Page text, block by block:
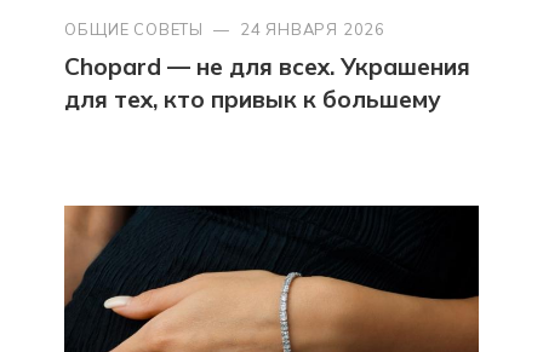
ОБЩИЕ СОВЕТЫ — 24 ЯНВАРЯ 2026
Chopard — не для всех. Украшения
для тех, кто привык к большему